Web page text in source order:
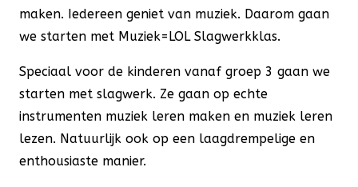
maken. Iedereen geniet van muziek. Daarom gaan
we starten met Muziek=LOL Slagwerkklas.
Speciaal voor de kinderen vanaf groep 3 gaan we
starten met slagwerk. Ze gaan op echte
instrumenten muziek leren maken en muziek leren
lezen. Natuurlijk ook op een laagdrempelige en
enthousiaste manier.